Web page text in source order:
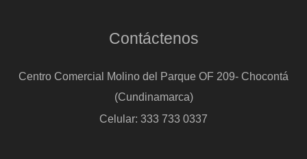
Contáctenos
Centro Comercial Molino del Parque OF 209- Chocontá
(Cundinamarca)
Celular: 333 733 0337